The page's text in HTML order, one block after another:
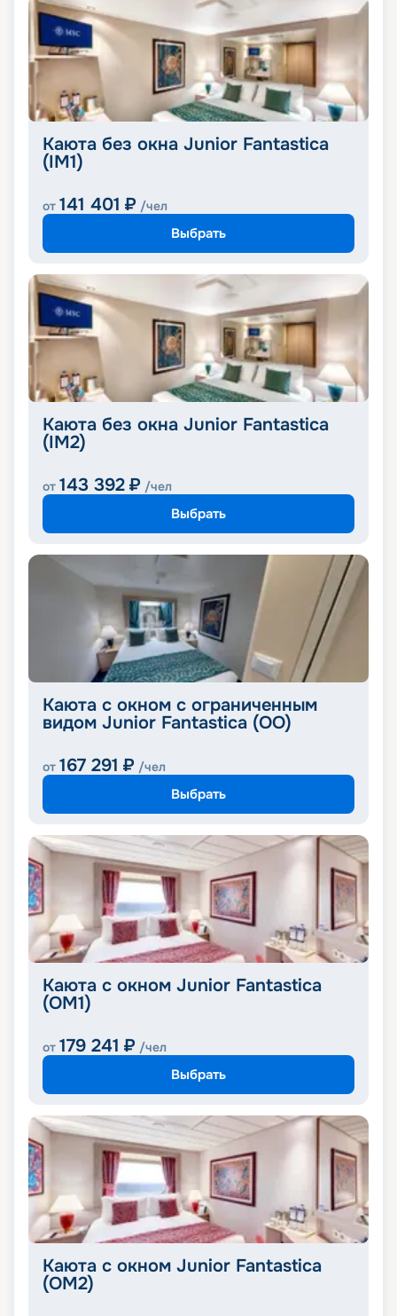
Каюта без окна Junior Fantastica
(IM1)
от 141 401 ₽ /чел
Выбрать
Каюта без окна Junior Fantastica
(IM2)
от 143 392 ₽ /чел
Выбрать
Каюта с окном с ограниченным
видом Junior Fantastica (OO)
от 167 291 ₽ /чел
Выбрать
Каюта с окном Junior Fantastica
(OM1)
от 179 241 ₽ /чел
Выбрать
Каюта с окном Junior Fantastica
(OM2)